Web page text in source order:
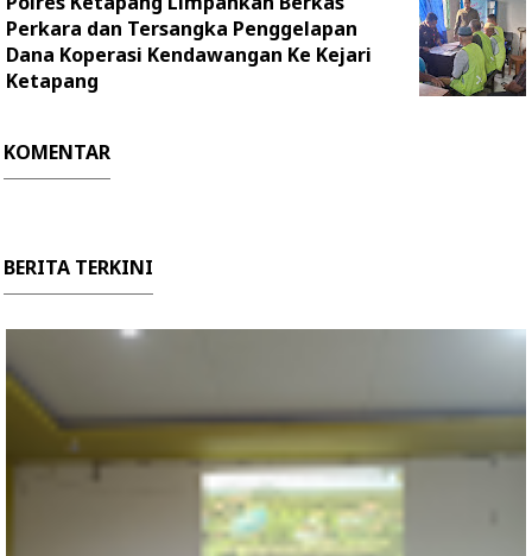
Perkara dan Tersangka Penggelapan
Dana Koperasi Kendawangan Ke Kejari
Ketapang
KOMENTAR
BERITA TERKINI